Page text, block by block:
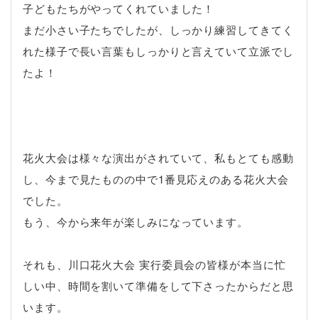
子どもたちがやってくれていました！
まだ小さい子たちでしたが、しっかり練習してきてく
れた様子で長い言葉もしっかりと言えていて立派でし
たよ！
花火大会は様々な演出がされていて、私もとても感動
し、今まで見たものの中で1番見応えのある花火大会
でした。
もう、今から来年が楽しみになっています。
それも、川口花火大会 実行委員会の皆様が本当に忙
しい中、時間を割いて準備をして下さったからだと思
います。